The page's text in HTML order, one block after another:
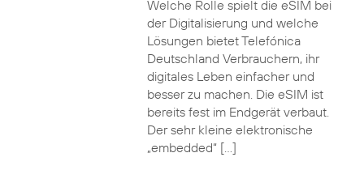
Welche Rolle spielt die eSIM bei
der Digitalisierung und welche
Lösungen bietet Telefónica
Deutschland Verbrauchern, ihr
digitales Leben einfacher und
besser zu machen. Die eSIM ist
bereits fest im Endgerät verbaut.
Der sehr kleine elektronische
„embedded“ […]